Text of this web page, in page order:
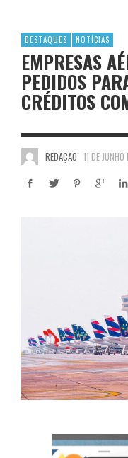
DESTAQUES NOTÍCIAS
EMPRESAS
PEDIDOS
CRÉDITOS
REDAÇÃO 11 DE